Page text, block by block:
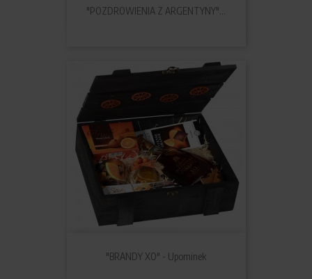
"POZDROWIENIA Z ARGENTYNY"...
"BRANDY XO" - Upominek